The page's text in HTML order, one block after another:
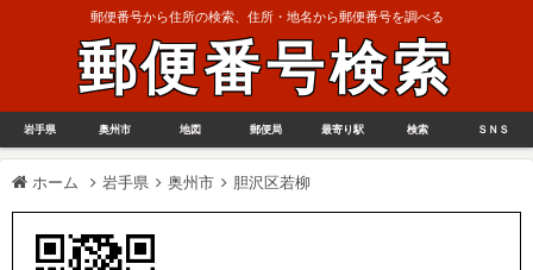
郵便番号から住所の検索、住所・地名から郵便番号を調べる
郵便番号検索
岩手県 奥州市 地図 郵便局 最寄り駅 検索 ＳＮＳ
ホーム 岩手県 奥州市 胆沢区若柳